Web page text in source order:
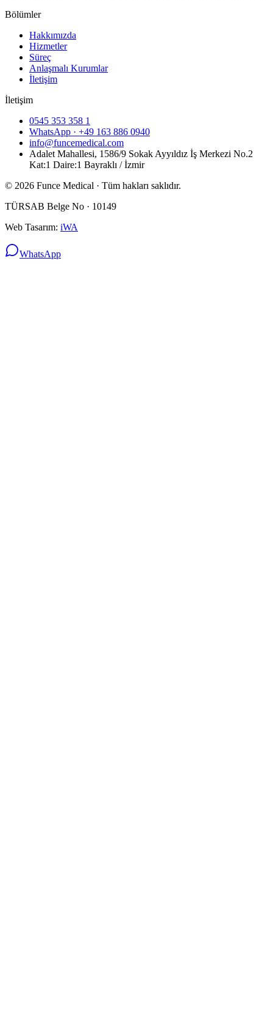
Bölümler
Hakkımızda
Hizmetler
Süreç
Anlaşmalı Kurumlar
İletişim
İletişim
0545 353 358 1
WhatsApp · +49 163 886 0940
info@funcemedical.com
Adalet Mahallesi, 1586/9 Sokak Ayyıldız İş Merkezi No.2
Kat:1 Daire:1 Bayraklı / İzmir
© 2026 Funce Medical · Tüm hakları saklıdır.
TÜRSAB Belge No · 10149
Web Tasarım: iWA
WhatsApp